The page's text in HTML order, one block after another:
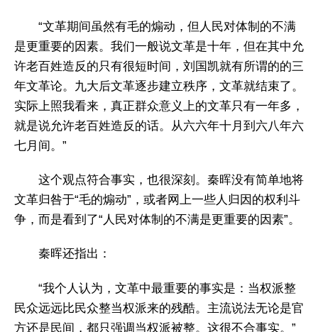
“文革期间虽然有毛的煽动，但人民对体制的不满
是更重要的因素。我们一般说文革是十年，但在其中允
许老百姓造反的只有很短时间，刘国凯就有所谓的的三
年文革论。九大后文革逐步建立秩序，文革就结束了。
实际上照我看来，真正群众意义上的文革只有一年多，
就是说允许老百姓造反的话。从六六年十月到六八年六
七月间。”
这个观点符合事实，也很深刻。秦晖没有简单地将
文革归咎于“毛的煽动”，或者网上一些人归因的权利斗
争，而是看到了“人民对体制的不满是更重要的因素”。
秦晖还指出：
“我个人认为，文革中最重要的事实是：当权派整
民众远远比民众整当权派来的残酷。主流说法无论是官
方还是民间，都只强调当权派被整。这很不合事实。”